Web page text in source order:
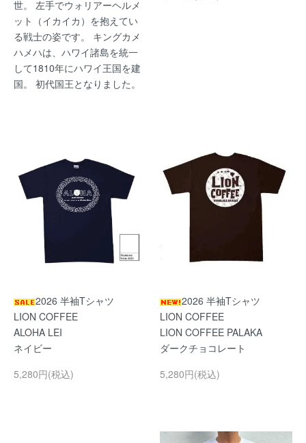
世。 左手でウォリアーヘルメ
ット（イカイカ）を抱えてい
る戦士の姿です。 キングカメ
ハメハは、ハワイ諸島を統一
して1810年にハワイ王国を建
国。 初代国王となりました。
2026 半袖Tシャツ
LION COFFEE
ALOHA LEI
ネイビー
5,280円(税込)
2026 半袖Tシャツ
LION COFFEE
LION COFFEE PALAKA
ダークチョコレート
5,280円(税込)